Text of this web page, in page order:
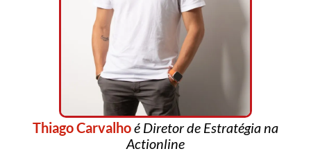
Thiago Carvalhoé Diretor de Estratégia na
Actionline